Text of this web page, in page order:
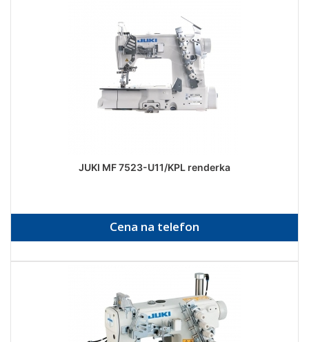
JUKI MF 7523-U11/KPL renderka
Cena na telefon